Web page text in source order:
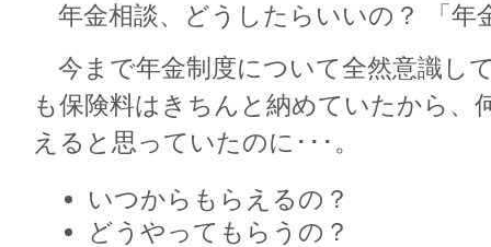
年金相談、どうしたらいいの？ 「年
今まで年金制度について全然意識し
も保険料はきちんと納めていたから、
えると思っていたのに･･･。
いつからもらえるの？
どうやってもらうの？